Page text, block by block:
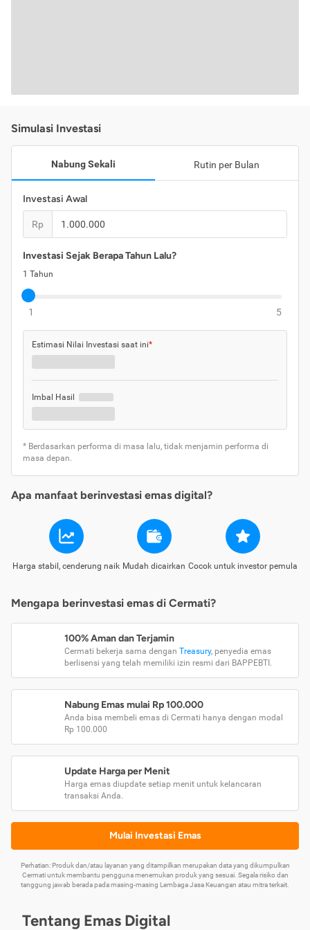
Simulasi Investasi
Nabung Sekali Rutin per Bulan
Investasi Awal
Rp
Investasi Sejak Berapa Tahun Lalu?
1 Tahun
1 5
Estimasi Nilai Investasi saat ini*
Imbal Hasil
* Berdasarkan performa di masa lalu, tidak menjamin performa di
masa depan.
Apa manfaat berinvestasi emas digital?
Harga stabil, cenderung naik Mudah dicairkan Cocok untuk investor pemula
Mengapa berinvestasi emas di Cermati?
100% Aman dan Terjamin
Cermati bekerja sama dengan Treasury, penyedia emas
berlisensi yang telah memiliki izin resmi dari BAPPEBTI.
Nabung Emas mulai Rp 100.000
Anda bisa membeli emas di Cermati hanya dengan modal
Rp 100.000
Update Harga per Menit
Harga emas diupdate setiap menit untuk kelancaran
transaksi Anda.
Mulai Investasi Emas
Perhatian: Produk dan/atau layanan yang ditampilkan merupakan data yang dikumpulkan
Cermati untuk membantu pengguna menemukan produk yang sesuai. Segala risiko dan
tanggung jawab berada pada masing-masing Lembaga Jasa Keuangan atau mitra terkait.
Tentang Emas Digital